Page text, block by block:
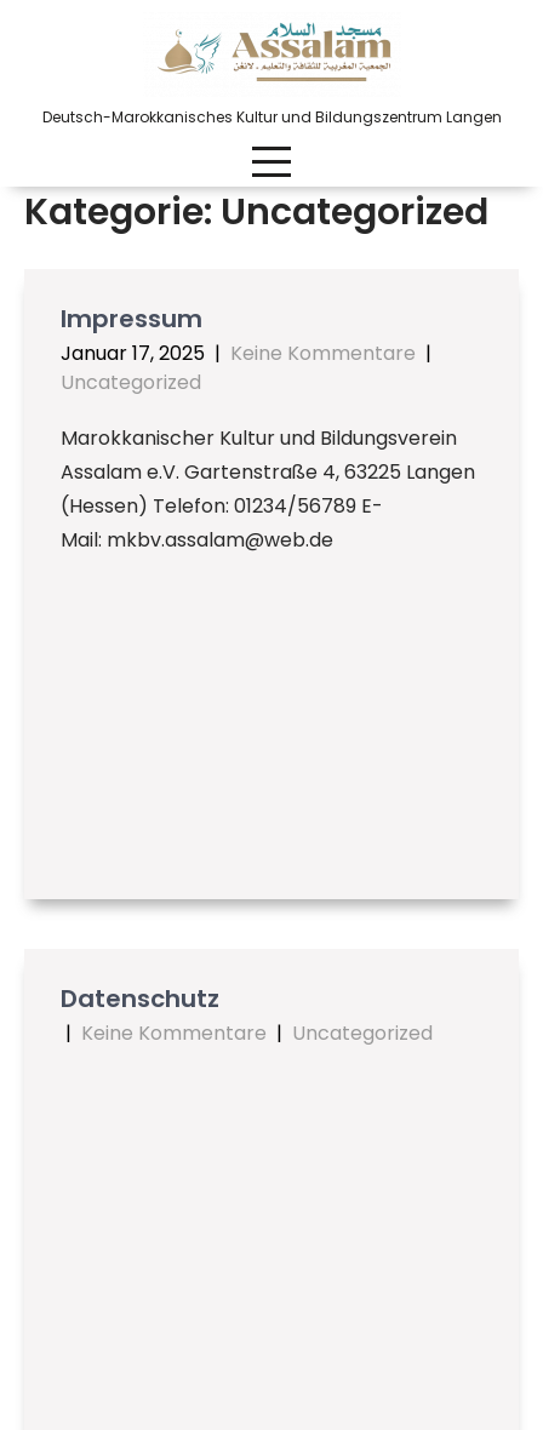
Deutsch-Marokkanisches Kultur und Bildungszentrum Langen
Kategorie: Uncategorized
Impressum
Januar 17, 2025 | Keine Kommentare |
Uncategorized
Marokkanischer Kultur und Bildungsverein
Assalam e.V. Gartenstraße 4, 63225 Langen
(Hessen) Telefon: 01234/56789 E-
Mail: mkbv.assalam@web.de
Datenschutz
| Keine Kommentare | Uncategorized